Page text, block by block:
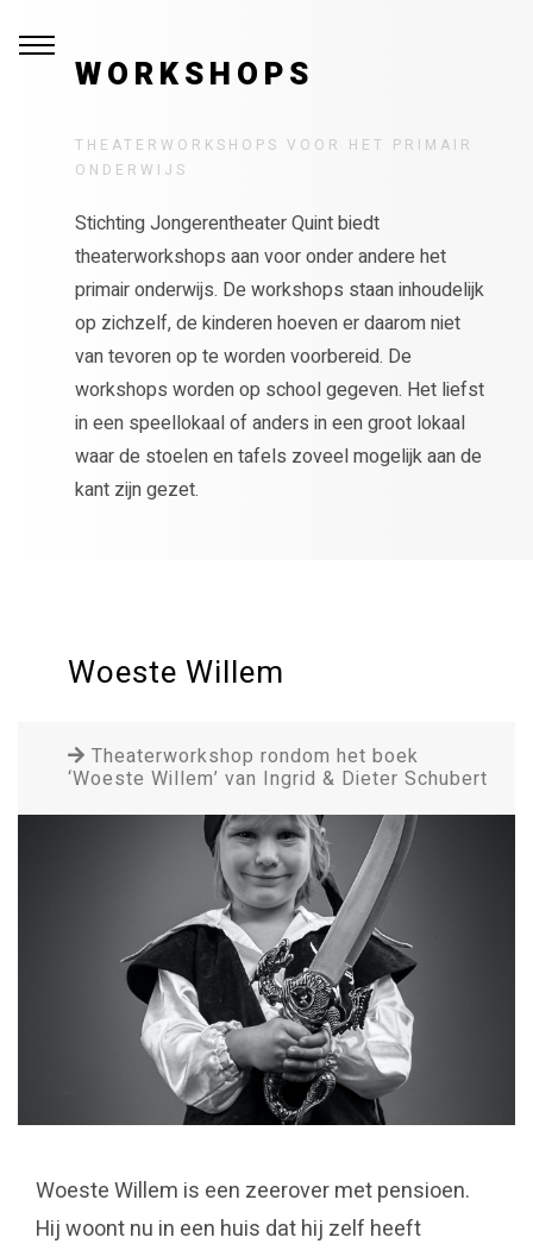
WORKSHOPS
THEATERWORKSHOPS VOOR HET PRIMAIR
ONDERWIJS
Stichting Jongerentheater Quint biedt
theaterworkshops aan voor onder andere het
primair onderwijs. De workshops staan inhoudelijk
op zichzelf, de kinderen hoeven er daarom niet
van tevoren op te worden voorbereid. De
workshops worden op school gegeven. Het liefst
in een speellokaal of anders in een groot lokaal
waar de stoelen en tafels zoveel mogelijk aan de
kant zijn gezet.
Woeste Willem
Theaterworkshop rondom het boek
‘Woeste Willem’ van Ingrid & Dieter Schubert
Woeste Willem is een zeerover met pensioen.
Hij woont nu in een huis dat hij zelf heeft